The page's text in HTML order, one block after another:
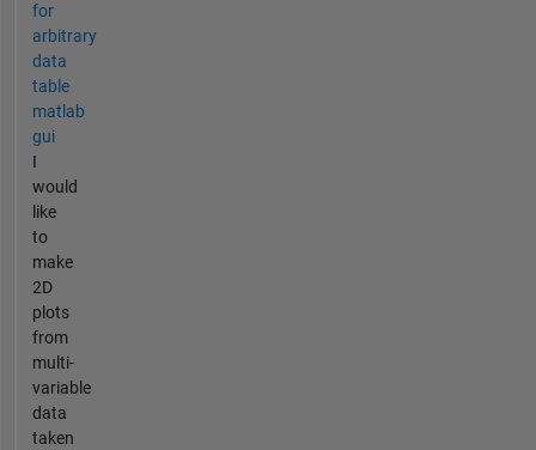
for
arbitrary
data
table
matlab
gui
I
would
like
to
make
2D
plots
from
multi-
variable
data
taken